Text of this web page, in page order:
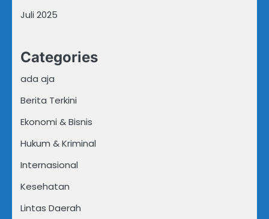
Juli 2025
Categories
ada aja
Berita Terkini
Ekonomi & Bisnis
Hukum & Kriminal
Internasional
Kesehatan
Lintas Daerah